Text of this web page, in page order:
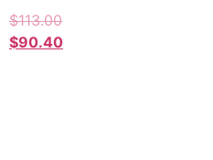
$113.00
$90.40